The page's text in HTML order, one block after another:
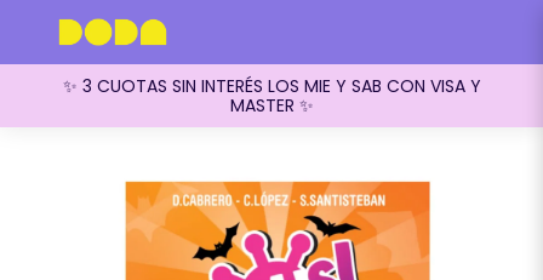
✨ 3 CUOTAS SIN INTERÉS LOS MIE Y SAB CON VISA Y
MASTER ✨